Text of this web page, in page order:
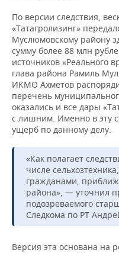
По версии следствия,
«Татагролизинг»
Муслюмовскому району
сумму более 88 млн
источников «Реального
глава района Рамиль
ИКМО Ахметов
перечень
оказались и все дары
с лишним. Именно в эту
ущерб по данному делу.
«Как полагает
числе
гражданами,
района», — уточнил
подозреваемого
Следкома по РТ
Версия эта основана на